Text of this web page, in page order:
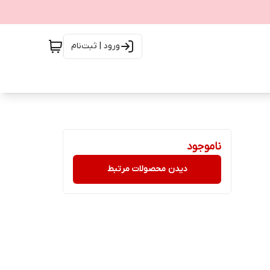
ورود | ثبت‌نام
ناموجود
دیدن محصولات مرتبط